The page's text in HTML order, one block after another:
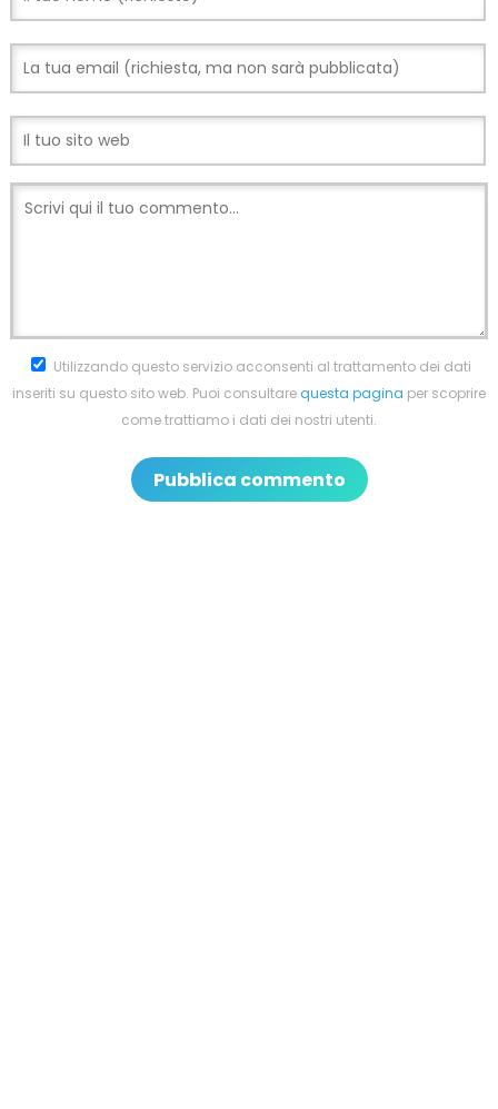
Utilizzando questo servizio acconsenti al trattamento dei dati
inseriti su questo sito web. Puoi consultarequesta pagina per scoprire
come trattiamo i dati dei nostri utenti.